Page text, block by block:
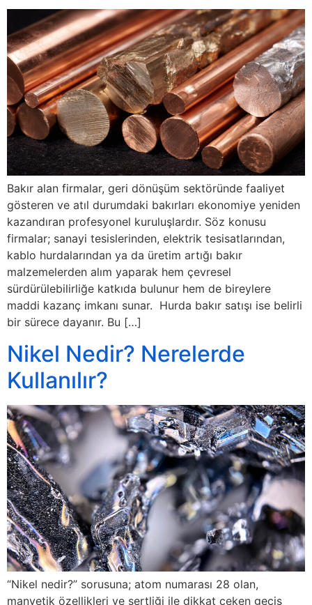
Bakır alan firmalar, geri dönüşüm sektöründe faaliyet
gösteren ve atıl durumdaki bakırları ekonomiye yeniden
kazandıran profesyonel kuruluşlardır. Söz konusu
firmalar; sanayi tesislerinden, elektrik tesisatlarından,
kablo hurdalarından ya da üretim artığı bakır
malzemelerden alım yaparak hem çevresel
sürdürülebilirliğe katkıda bulunur hem de bireylere
maddi kazanç imkanı sunar. Hurda bakır satışı ise belirli
bir sürece dayanır. Bu […]
Nikel Nedir? Nerelerde
Kullanılır?
“Nikel nedir?” sorusuna; atom numarası 28 olan,
manyetik özellikleri ve sertliği ile dikkat çeken geçiş